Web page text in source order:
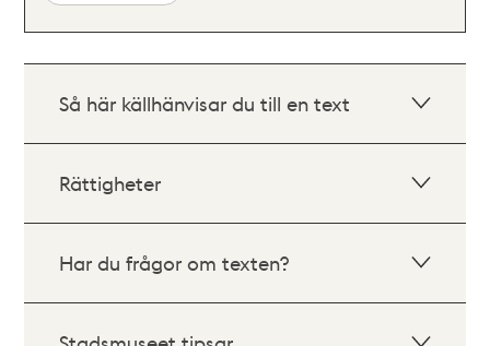
Så här källhänvisar du till en text
Rättigheter
Har du frågor om texten?